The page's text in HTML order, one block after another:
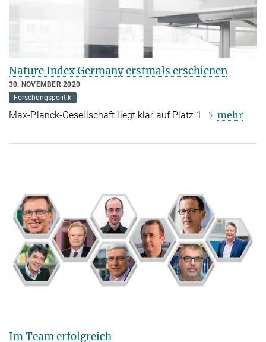
Nature Index Germany erstmals erschienen
30. NOVEMBER 2020
Forschungspolitik
Max-Planck-Gesellschaft liegt klar auf Platz 1 mehr
Im Team erfolgreich